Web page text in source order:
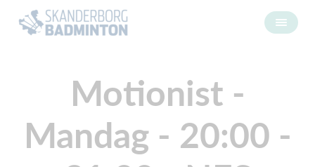
Motionist -
Mandag - 20:00 -